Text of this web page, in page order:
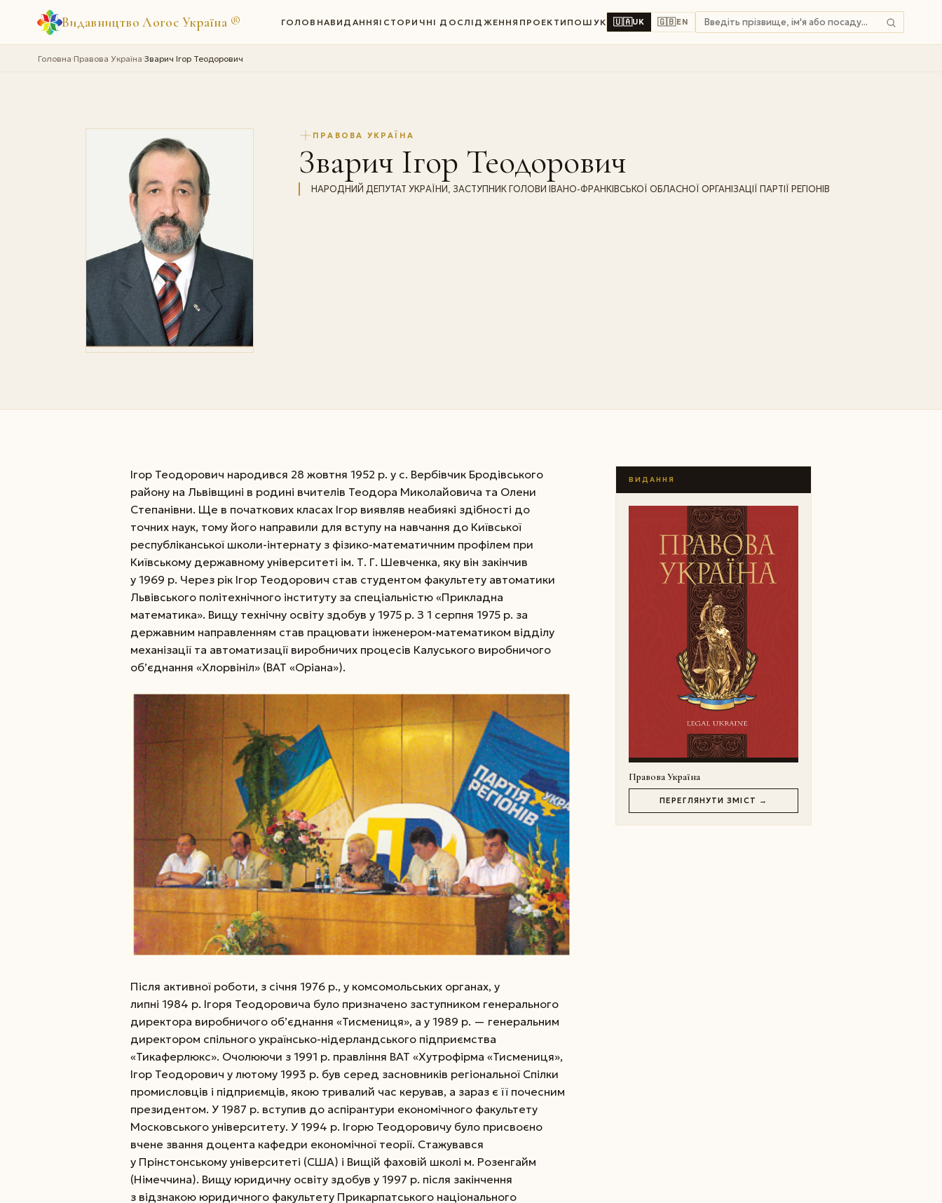
Видавництво Логос Україна ® ГОЛОВНАВИДАННЯ ІСТОРИЧНІ ДОСЛІДЖЕННЯ ПРОЕКТИ ПОШУК 🇺🇦UK 🇬🇧EN
Головна›Правова Україна›Зварич Ігор Теодорович
ПРАВОВА УКРАЇНА
Зварич Ігор Теодорович
НАРОДНИЙ ДЕПУТАТ УКРАЇНИ, ЗАСТУПНИК ГОЛОВИ ІВАНО-ФРАНКІВСЬКОЇ ОБЛАСНОЇ ОРГАНІЗАЦІЇ ПАРТІЇ РЕГІОНІВ
Ігор Теодорович народився 28 жовтня 1952 р. у с. Вербівчик Бродівського
району на Львівщині в родині вчителів Теодора Миколайовича та Олени
Степанівни. Ще в початкових класах Ігор виявляв неабиякі здібності до
точних наук, тому його направили для вступу на навчання до Київської
республіканської школи-інтернату з фізико-математичним профілем при
Київському державному університеті ім. Т. Г. Шевченка, яку він закінчив
у 1969 р. Через рік Ігор Теодорович став студентом факультету автоматики
Львівського політехнічного інституту за спеціальністю «Прикладна
математика». Вищу технічну освіту здобув у 1975 р. З 1 серпня 1975 р. за
державним направленням став працювати інженером-математиком відділу
механізації та автоматизації виробничих процесів Калуського виробничого
об’єднання «Хлорвініл» (ВАТ «Оріана»).
Після активної роботи, з січня 1976 р., у комсомольських ор­ганах, у
липні 1984 р. Ігоря Теодоровича було призначено заступником генерального
директора виробничого об’єднання «Тисмениця», а у 1989 р. — генеральним
директором спільного українсько-нідерландського підприємства
«Тикаферлюкс». Очолюючи з 1991 р. правління ВАТ «Хутрофірма «Тисмениця»,
Ігор Теодорович у лютому 1993 р. був серед засновників регіональної Спілки
промисловців і підприємців, якою тривалий час керував, а зараз є її почесним
президентом. У 1987 р. вступив до аспірантури економічного факультету
Московського університету. У 1994 р. Ігорю Теодоровичу було присвоєно
вчене звання доцента кафедри економічної теорії. Стажувався
у Прінстонському університеті (США) і Вищій фаховій школі м. Розенгайм
(Німеччина). Вищу юридичну освіту здобув у 1997 р. після закінчення
з відзнакою юридичного факультету Прикарпатського національного
ВИДАННЯ
Правова Україна
ПЕРЕГЛЯНУТИ ЗМІСТ →